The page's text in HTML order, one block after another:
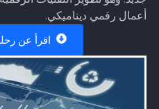
أعمال رقمي ديناميكي.
اقرأ عن